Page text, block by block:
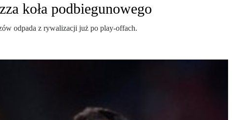
koła podbiegunowego
odpada z rywalizacji już po play-offach.